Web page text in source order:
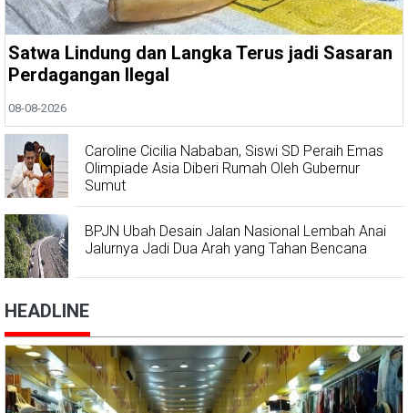
Satwa Lindung dan Langka Terus jadi Sasaran
Perdagangan Ilegal
08-08-2026
Caroline Cicilia Nababan, Siswi SD Peraih Emas
Olimpiade Asia Diberi Rumah Oleh Gubernur
Sumut
BPJN Ubah Desain Jalan Nasional Lembah Anai
Jalurnya Jadi Dua Arah yang Tahan Bencana
HEADLINE